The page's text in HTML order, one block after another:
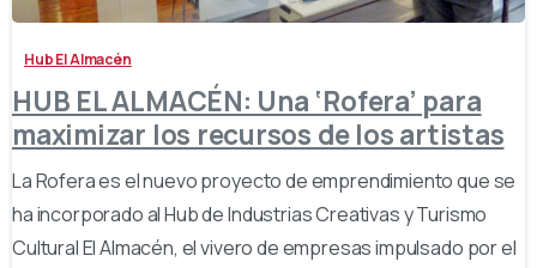
Hub El Almacén
HUB EL ALMACÉN: Una ‘Rofera’ para
maximizar los recursos de los artistas
La Rofera es el nuevo proyecto de emprendimiento que se
ha incorporado al Hub de Industrias Creativas y Turismo
Cultural El Almacén, el vivero de empresas impulsado por el